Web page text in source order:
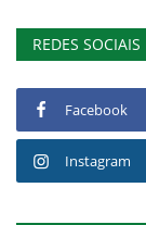
REDES SOCIAIS
Facebook
Instagram